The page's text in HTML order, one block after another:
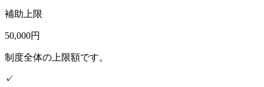
補助上限
50,000円
制度全体の上限額です。
✓